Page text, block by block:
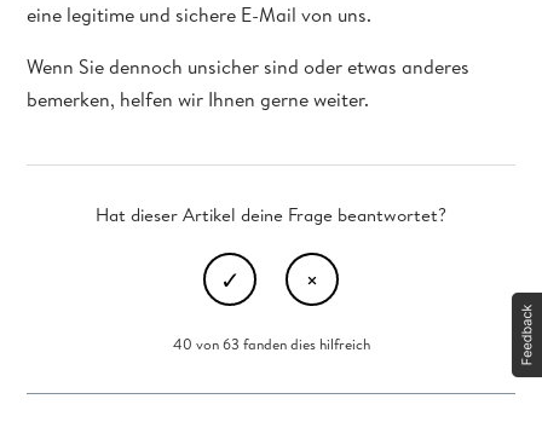
eine legitime und sichere E-Mail von uns.
Wenn Sie dennoch unsicher sind oder etwas anderes
bemerken, helfen wir Ihnen gerne weiter.
Hat dieser Artikel deine Frage beantwortet?
40 von 63 fanden dies hilfreich